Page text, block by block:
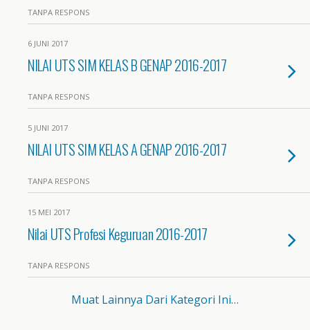
TANPA RESPONS
6 JUNI 2017
NILAI UTS SIM KELAS B GENAP 2016-2017
TANPA RESPONS
5 JUNI 2017
NILAI UTS SIM KELAS A GENAP 2016-2017
TANPA RESPONS
15 MEI 2017
Nilai UTS Profesi Keguruan 2016-2017
TANPA RESPONS
Muat Lainnya Dari Kategori Ini…